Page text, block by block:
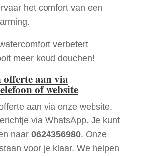
het comfort van een
verbetert
meer koud douchen!
offerte aan via
of website
aan via onze website.
via WhatsApp. Je kunt
naar 0624356980. Onze
voor je klaar. We helpen